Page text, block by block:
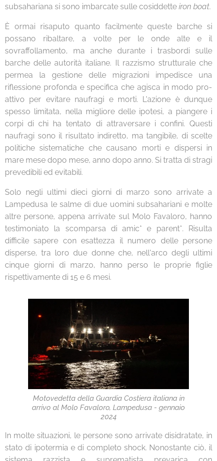
subsahariana si sono imbarcate sulle cosiddette iron boat.
È ormai risaputo quanto facilmente queste barche si
possano ribaltare, a volte per le onde alte e il
sovraffollamento, ma anche durante i trasbordi sulle
barche delle autorità italiane. Il razzismo strutturale che
permea la gestione delle migrazioni impedisce una
riflessione profonda e specifica che agisca in modo pro-
attivo per evitare naufragi e morti. L'azione è dunque
spesso limitata, nella migliore delle ipotesi, a piangere i
corpi di chi ha tentato di attraversare i confini. Questi
naufragi sono il risultato indiretto, ma tangibile, di scelte
politiche sistematiche che causano morti e dispersi in
mare mese dopo mese, anno dopo anno. Si tratta di stragi
prevedibili ed evitabili.
Solo negli ultimi dieci giorni di marzo sono arrivate a
Lampedusa le salme di due uomini subsahariani e molte
altre persone, appena arrivate sul Molo Favaloro, hanno
testimoniato la scomparsa di amic* e parent*. Risulta
difficile sapere con esattezza il numero delle persone
disperse, tra loro due donne che, nell'arco degli ultimi
cinque giorni di marzo, hanno perso le proprie figlie
rispettivamente di 15 e 6 mesi.
Motovedetta della Guardia Costiera italiana in
arrivo al Molo Favaloro, Lampedusa - gennaio
2024
In molte situazioni, le persone sono arrivate disidratate, in
stato di ipotermia e di completo shock. Nonostante ciò, il